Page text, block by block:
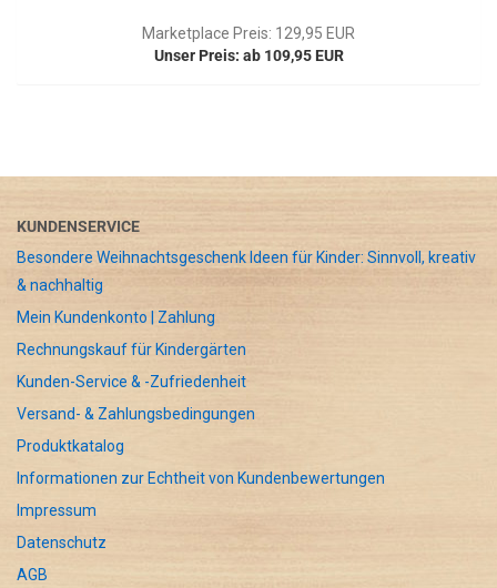
Marketplace Preis: 129,95 EUR
Unser Preis: ab 109,95 EUR
KUNDENSERVICE
Besondere Weihnachtsgeschenk Ideen für Kinder: Sinnvoll, kreativ
& nachhaltig
Mein Kundenkonto | Zahlung
Rechnungskauf für Kindergärten
Kunden-Service & -Zufriedenheit
Versand- & Zahlungsbedingungen
Produktkatalog
Informationen zur Echtheit von Kundenbewertungen
Impressum
Datenschutz
AGB